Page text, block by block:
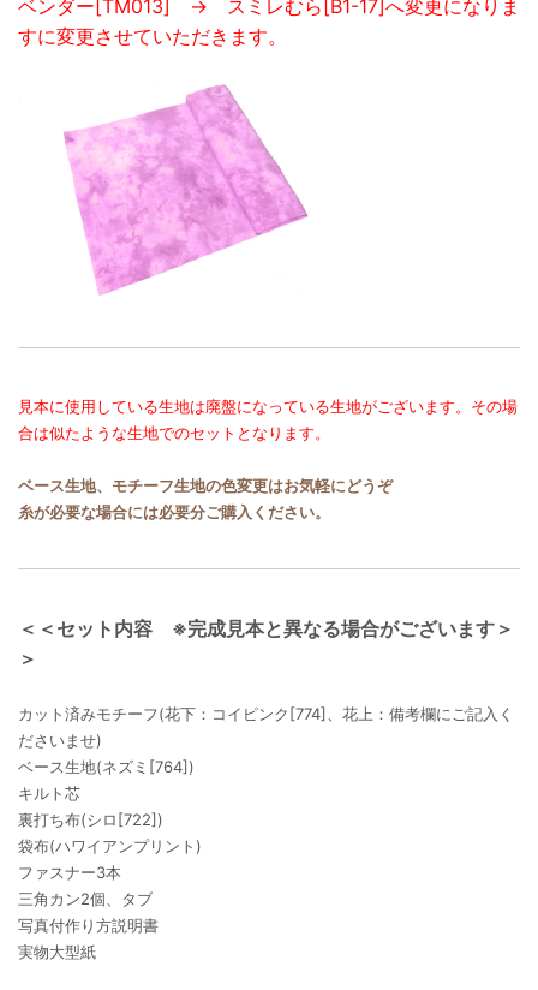
ベンダー[TM013] → スミレむら[B1-17]へ変更になりま
すに変更させていただきます。
見本に使用している生地は廃盤になっている生地がございます。その場
合は似たような生地でのセットとなります。
ベース生地、モチーフ生地の色変更はお気軽にどうぞ
糸が必要な場合には必要分ご購入ください。
＜＜セット内容 ※完成見本と異なる場合がございます＞
＞
カット済みモチーフ(花下：コイピンク[774]、花上：備考欄にご記入く
ださいませ)
ベース生地(ネズミ[764])
キルト芯
裏打ち布(シロ[722])
袋布(ハワイアンプリント)
ファスナー3本
三角カン2個、タブ
写真付作り方説明書
実物大型紙